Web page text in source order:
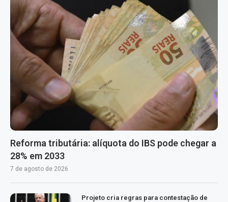
Reforma tributária: alíquota do IBS pode chegar a
28% em 2033
7 de agosto de 2026
Projeto cria regras para contestação de